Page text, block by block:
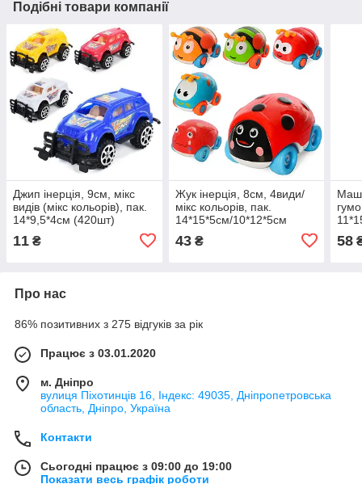
Подібні товари компанії
Джип інерція, 9см, мікс
видів (мікс кольорів), пак.
14*9,5*4см (420шт)
11 ₴
Жук інерція, 8см, 4види/
мікс кольорів, пак.
14*15*5см/10*12*5см
43₴ 58
Про нас
86% позитивних з 275 відгуків за рік
Працює з 03.01.2020
м. Дніпро
вулиця Піхотинців 16, Індекс: 49035, Дніпропетровська
область, Дніпро, Україна
Контакти
Сьогодні працює з 09:00 до 19:00
Показати весь графік роботи